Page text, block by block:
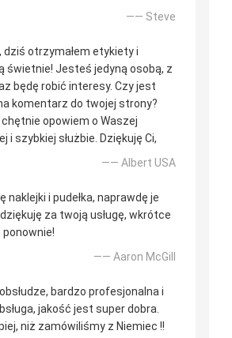
—— Steve
dziś otrzymałem etykiety i
świetnie! Jesteś jedyną osobą, z
będę robić interesy. Czy jest
komentarz do twojej strony?
opowiem o Waszej
i szybkiej służbie. Dziękuję Ci,
—— Albert USA
naklejki i pudełka, naprawdę je
za twoją usługę, wkrótce
—— Aaron McGill
bardzo profesjonalna i
jakość jest super dobra.
niż zamówiliśmy z Niemiec !!